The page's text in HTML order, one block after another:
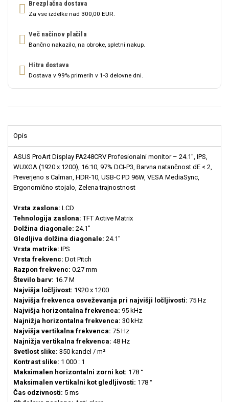
Brezplačna dostava
Za vse izdelke nad 300,00 EUR.
Več načinov plačila
Bančno nakazilo, na obroke, spletni nakup.
Hitra dostava
Dostava v 99% primerih v 1-3 delovne dni.
Opis
ASUS ProArt Display PA248CRV Profesionalni monitor – 24.1'', IPS,
WUXGA (1920 x 1200), 16:10, 97% DCI-P3, Barvna natančnost dE < 2,
Preverjeno s Calman, HDR-10, USB-C PD 96W, VESA MediaSync,
Ergonomično stojalo, Zelena trajnostnost
Vrsta zaslona: LCD
Tehnologija zaslona: TFT Active Matrix
Dolžina diagonale: 24.1"
Gledljiva dolžina diagonale: 24.1"
Vrsta matrike: IPS
Vrsta frekvenc: Dot Pitch
Razpon frekvenc: 0.27 mm
Število barv: 16.7 M
Najvišja ločljivost: 1920 x 1200
Najvišja frekvenca osveževanja pri najvišji ločljivosti: 75 Hz
Najvišja horizontalna frekvenca: 95 kHz
Najnižja horizontalna frekvenca: 30 kHz
Najvišja vertikalna frekvenca: 75 Hz
Najnižja vertikalna frekvenca: 48 Hz
Svetlost slike: 350 kandel / m²
Kontrast slike: 1 000 : 1
Maksimalen horizontalni zorni kot: 178 °
Maksimalen vertikalni kot gledljivosti: 178 °
Čas odzivnosti: 5 ms